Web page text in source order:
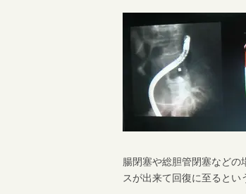
腸閉塞や総胆管閉塞など
スが出来て回復に至るとい